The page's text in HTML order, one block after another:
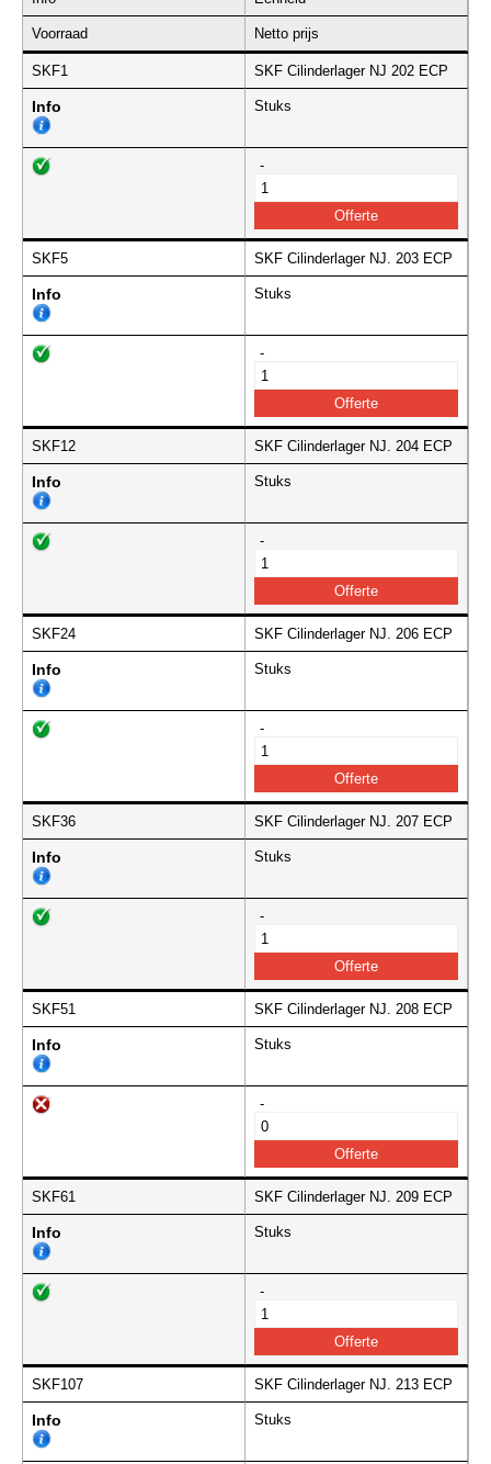
Voorraad Netto prijs
SKF1 SKF Cilinderlager NJ 202 ECP
Info Stuks
-
SKF5 SKF Cilinderlager NJ. 203 ECP
Info Stuks
-
SKF12 SKF Cilinderlager NJ. 204 ECP
Info Stuks
-
SKF24 SKF Cilinderlager NJ. 206 ECP
Info Stuks
-
SKF36 SKF Cilinderlager NJ. 207 ECP
Info Stuks
-
SKF51 SKF Cilinderlager NJ. 208 ECP
Info Stuks
-
SKF61 SKF Cilinderlager NJ. 209 ECP
Info Stuks
-
SKF107 SKF Cilinderlager NJ. 213 ECP
Info Stuks